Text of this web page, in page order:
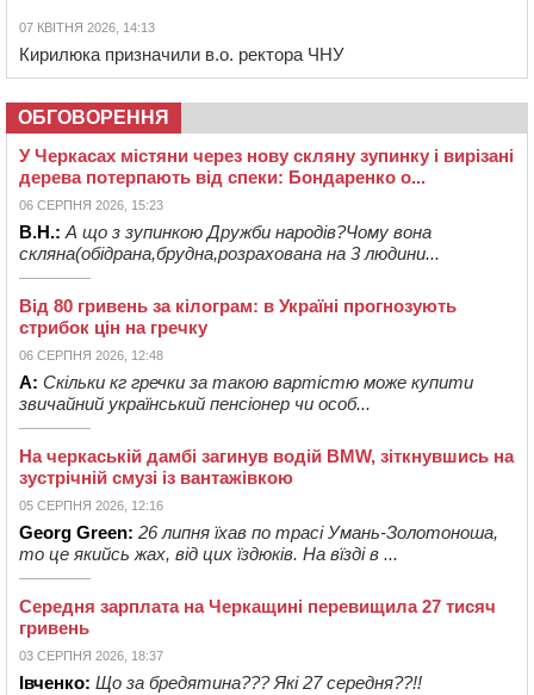
07 КВІТНЯ 2026, 14:13
Кирилюка призначили в.о. ректора ЧНУ
ОБГОВОРЕННЯ
У Черкасах містяни через нову скляну зупинку і вирізані
дерева потерпають від спеки: Бондаренко о...
06 СЕРПНЯ 2026, 15:23
В.Н.: А що з зупинкою Дружби народів?Чому вона
скляна(обідрана,брудна,розрахована на 3 людини...
Від 80 гривень за кілограм: в Україні прогнозують
стрибок цін на гречку
06 СЕРПНЯ 2026, 12:48
А: Скільки кг гречки за такою вартістю може купити
звичайний український пенсіонер чи особ...
На черкаській дамбі загинув водій BMW, зіткнувшись на
зустрічній смузі із вантажівкою
05 СЕРПНЯ 2026, 12:16
Georg Green: 26 липня їхав по трасі Умань-Золотоноша,
то це якийсь жах, від цих їздюків. На вїзді в ...
Середня зарплата на Черкащині перевищила 27 тисяч
гривень
03 СЕРПНЯ 2026, 18:37
Івченко: Що за бредятина??? Які 27 середня??!!